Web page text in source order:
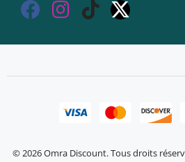
© 2026 Omra Discount. Tous droits